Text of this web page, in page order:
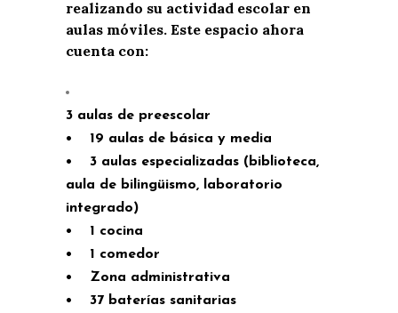
realizando su actividad escolar en
aulas móviles. Este espacio ahora
cuenta con:
3 aulas de preescolar
• 19 aulas de básica y media
• 3 aulas especializadas (biblioteca,
aula de bilingüismo, laboratorio
integrado)
• 1 cocina
• 1 comedor
• Zona administrativa
• 37 baterías sanitarias